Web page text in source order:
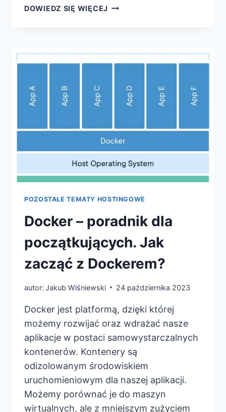
DOWIEDZ SIĘ WIĘCEJZAGRANICZNY
DLACZEGO
TO
WAŻNE?
POZOSTAŁE TEMATY HOSTINGOWE
Docker – poradnik dla
początkujących. Jak
zacząć z Dockerem?
autor: Jakub Wiśniewski 24 października 2023
Docker jest platformą, dzięki której
możemy rozwijać oraz wdrażać nasze
aplikacje w postaci samowystarczalnych
kontenerów. Kontenery są
odizolowanym środowiskiem
uruchomieniowym dla naszej aplikacji.
Możemy porównać je do maszyn
wirtualnych, ale z mniejszym zużyciem